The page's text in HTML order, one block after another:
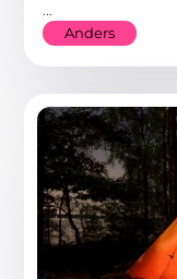
...
Anders